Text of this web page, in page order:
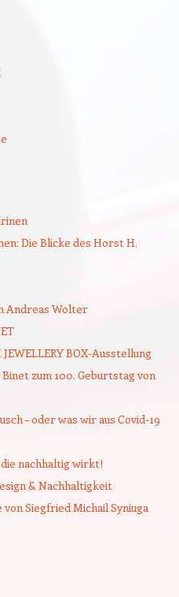
Die Blicke des Horst H.
Andreas Wolter
BOX-Ausstellung
zum 100. Geburtstag von
– oder was wir aus Covid-19
nachhaltig wirkt!
& Nachhaltigkeit
Siegfried Michail Syniuga